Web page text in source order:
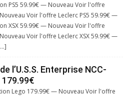
PS5 59.99€ — Nouveau Voir l'offre
Voir l'offre Leclerc PS5 59.99€ —
XSX 59.99€ — Nouveau Voir l'offre
Voir l'offre Leclerc XSX 59.99€ —
l’U.S.S. Enterprise NCC-
Lego 179.99€ — Nouveau Voir l'offre